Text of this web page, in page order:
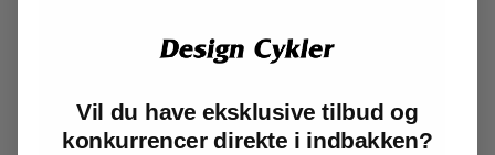
Vil du have eksklusive tilbud og
konkurrencer direkte i indbakken?